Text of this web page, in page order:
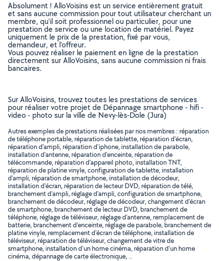
Absolument ! AlloVoisins est un service entièrement gratuit
et sans aucune commission pour tout utilisateur cherchant un
membre, qu’il soit professionnel ou particulier, pour une
prestation de service ou une location de matériel. Payez
uniquement le prix de la prestation, fixé par vous,
demandeur, et l’offreur.
Vous pouvez réaliser le paiement en ligne de la prestation
directement sur AlloVoisins, sans aucune commission ni frais
bancaires.
Sur AlloVoisins, trouvez toutes les prestations de services
pour réaliser votre projet de Dépannage smartphone - hifi -
video - photo sur la ville de Nevy-lès-Dole (Jura)
Autres exemples de prestations réalisées par nos membres : réparation
de téléphone portable, réparation de tablette, réparation d'écran,
réparation d'ampli, réparation d'iphone, installation de parabole,
installation d'antenne, réparation d'enceinte, réparation de
télécommande, réparation d'appareil photo, installation TNT,
réparation de platine vinyle, configuration de tablette, installation
d'ampli, réparation de smartphone, installation de décodeur,
installation d'écran, réparation de lecteur DVD, réparation de télé,
branchement d'ampli, réglage d'ampli, configuration de smartphone,
branchement de décodeur, réglage de décodeur, changement d'écran
de smartphone, branchement de lecteur DVD, branchement de
téléphone, réglage de téléviseur, réglage d'antenne, remplacement de
batterie, branchement d'enceinte, réglage de parabole, branchement de
platine vinyle, remplacement d'écran de téléphone, installation de
téléviseur, réparation de téléviseur, changement de vitre de
smartphone, installation d'un home cinéma, réparation d'un home
cinéma, dépannage de carte électronique, ..